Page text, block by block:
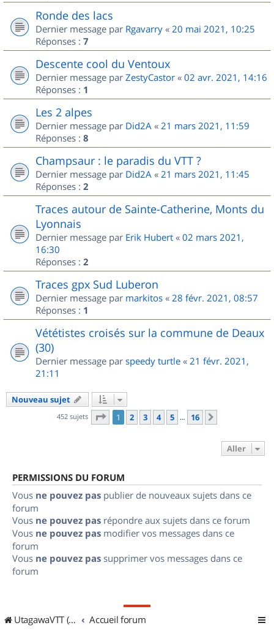
Ronde des lacs
Dernier message par Rgavarry « 20 mai 2021, 10:25
Réponses : 7
Descente cool du Ventoux
Dernier message par ZestyCastor « 02 avr. 2021, 14:16
Réponses : 1
Les 2 alpes
Dernier message par Did2A « 21 mars 2021, 11:59
Réponses : 8
Champsaur : le paradis du VTT ?
Dernier message par Did2A « 21 mars 2021, 11:45
Réponses : 2
Traces autour de Sainte-Catherine, Monts du
Lyonnais
Dernier message par Erik Hubert « 02 mars 2021,
16:30
Réponses : 2
Traces gpx Sud Luberon
Dernier message par markitos « 28 févr. 2021, 08:57
Réponses : 1
Vététistes croisés sur la commune de Deaux
(30)
Dernier message par speedy turtle « 21 févr. 2021,
21:11
Nouveau sujet
452 sujets Page 1sur
1 2 3 4 5 … 16
Aller
PERMISSIONS DU FORUM
Vous ne pouvez pas publier de nouveaux sujets dans ce
forum
Vous ne pouvez pas répondre aux sujets dans ce forum
Vous ne pouvez pas modifier vos messages dans ce
forum
Vous ne pouvez pas supprimer vos messages dans ce
forum
UtagawaVTT (Randos VTT et VTTAE avec traces GPS) Accueil forum